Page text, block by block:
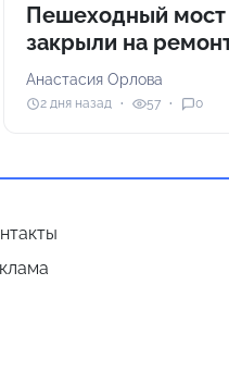
Пешеходный
закрыли на
Анастасия Орлова
2 дня назад 57 0